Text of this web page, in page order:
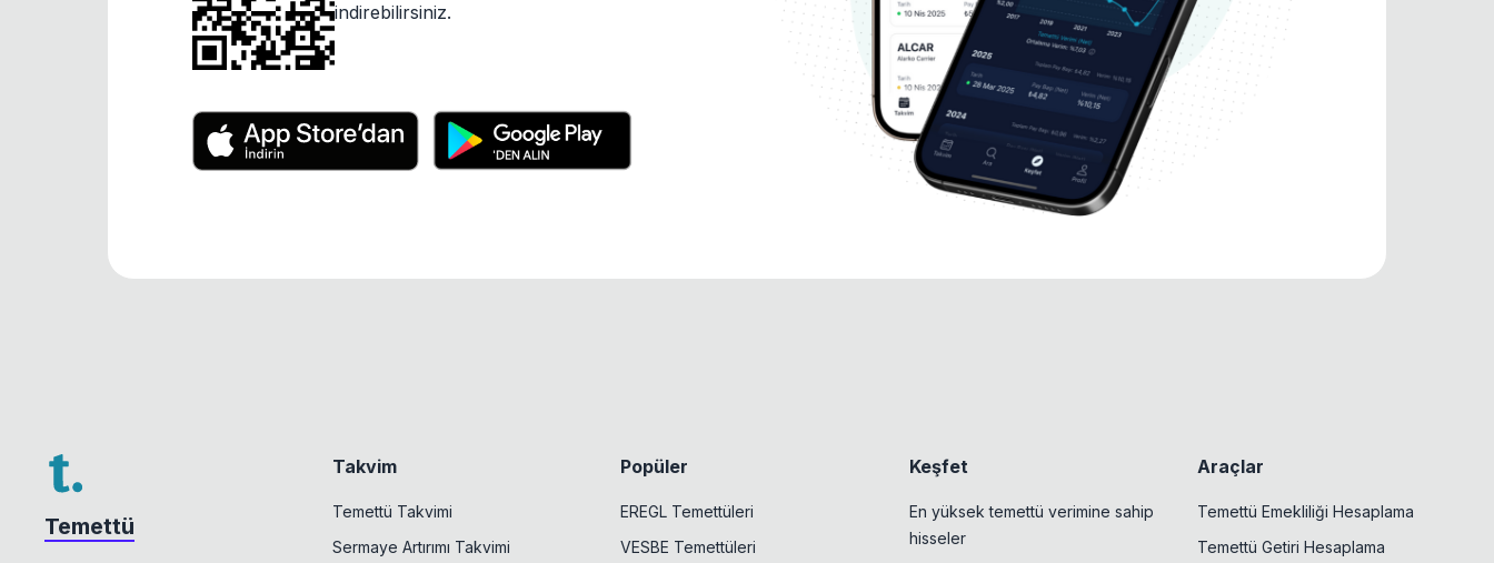
indirebilirsiniz.
Temettü
Takvim
Temettü Takvimi
Sermaye Artırımı Takvimi
Popüler
EREGL Temettüleri
VESBE Temettüleri
Keşfet
En yüksek temettü verimine sahip
hisseler
Araçlar
Temettü Emekliliği Hesaplama
Temettü Getiri Hesaplama